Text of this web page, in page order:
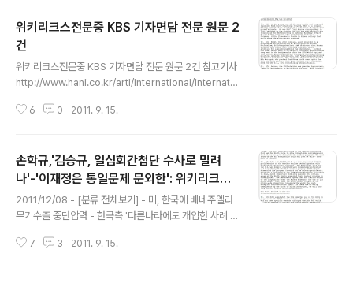
위키리크스전문중 KBS 기자면담 전문 원문 2
건
위키리크스전문중 KBS 기자면담 전문 원문 2건 참고기사
http://www.hani.co.kr/arti/international/internatio
6 0 2011. 9. 15.
손학규,'김승규, 일심회간첩단 수사로 밀려
나'-'이재정은 통일문제 문외한': 위키리크스
한국전문
2011/12/08 - [분류 전체보기] - 미, 한국에 베네주엘라
무기수출 중단압력 - 한국측 '다른나라에도 개입한 사례 있
보기] - 허중일 누구게? - 현재 홍콩서 펀드운영 확인 : 미
7 3 2011. 9. 15.